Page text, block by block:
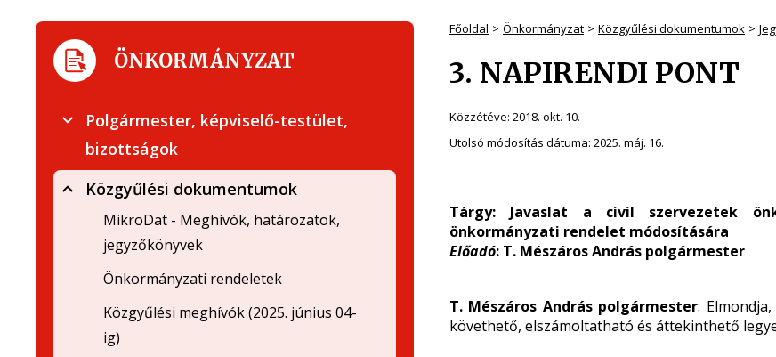
Főoldal Önkormányzat Közgyűlési dokumentumok
3. NAPIRENDI PONT
Közzétéve: 2018. okt. 10.
Utolsó módosítás dátuma: 2025. máj. 16.
Tárgy: Javaslat a civil szervezetek
önkormányzati rendelet módosítására
Előadó: T. Mészáros András polgármester
T. Mészáros András polgármester:
követhető, elszámoltatható és áttekinthető
ÖNKORMÁNYZAT
Polgármester, képviselő-testület,
bizottságok
Közgyűlési dokumentumok
MikroDat - Meghívók, határozatok,
jegyzőkönyvek
Önkormányzati rendeletek
Közgyűlési meghívók (2025. június 04-
ig)